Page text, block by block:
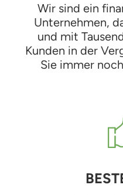
Wir sind ein
Unternehmen,
und mit
Kunden in der
Sie immer